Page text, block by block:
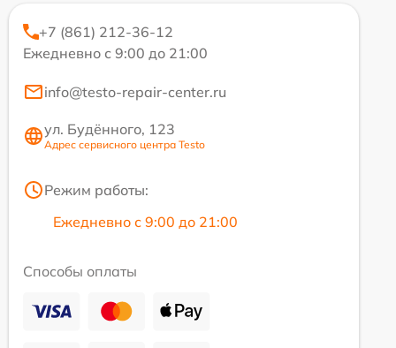
+7 (861) 212-36-12
Ежедневно с 9:00 до 21:00
info@testo-repair-center.ru
ул. Будённого, 123
Адрес сервисного центра Testo
Режим работы:
Ежедневно с 9:00 до 21:00
Способы оплаты